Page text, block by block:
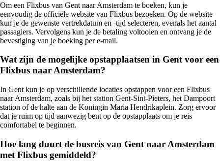
Om een Flixbus van Gent naar Amsterdam te boeken, kun je
eenvoudig de officiële website van Flixbus bezoeken. Op de website
kun je de gewenste vertrekdatum en -tijd selecteren, evenals het aantal
passagiers. Vervolgens kun je de betaling voltooien en ontvang je de
bevestiging van je boeking per e-mail.
Wat zijn de mogelijke opstapplaatsen in Gent voor een
Flixbus naar Amsterdam?
In Gent kun je op verschillende locaties opstappen voor een Flixbus
naar Amsterdam, zoals bij het station Gent-Sint-Pieters, het Dampoort
station of de halte aan de Koningin Maria Hendrikaplein. Zorg ervoor
dat je ruim op tijd aanwezig bent op de opstapplaats om je reis
comfortabel te beginnen.
Hoe lang duurt de busreis van Gent naar Amsterdam
met Flixbus gemiddeld?